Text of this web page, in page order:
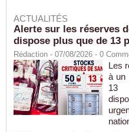
ACTUALITÉS
Alerte sur les réserves
dispose plus que de 13
Rédaction - 07/08/2026 - 0
Les
à un
13